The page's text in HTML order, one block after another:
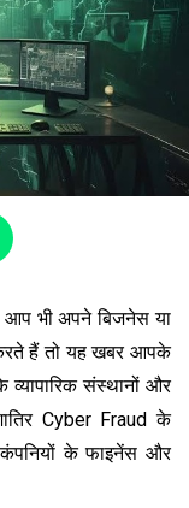
भी अपने बिजनेस या
हैं तो यह खबर आपके
संस्थानों और
Cyber Fraud के
के फाइनेंस और